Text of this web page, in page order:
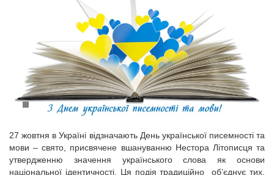
27 жовтня в Україні відзначають День української писемності та
мови – свято, присвячене вшануванню Нестора Літописця та
утвердженню значення українського слова як основи
національної ідентичності. Ця подія традиційно об’єднує тих,